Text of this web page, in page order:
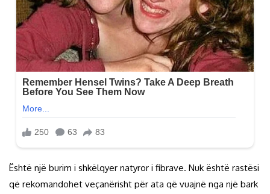
Është një burim i shkëlqyer natyror i fibrave. Nuk është rastësi
që rekomandohet veçanërisht për ata që vuajnë nga një bark